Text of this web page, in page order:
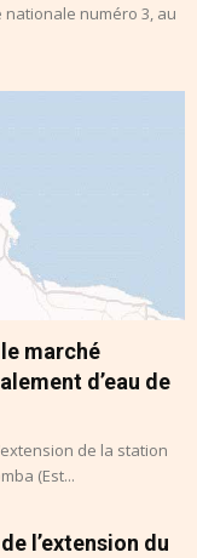
numéro 3, au
marché
d’eau de
de la station
(Est...
l’extension du